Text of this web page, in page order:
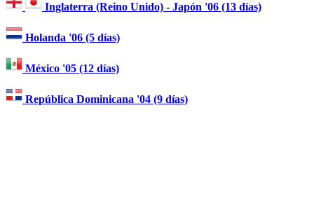
Inglaterra (Reino Unido) - Japón '06 (13 días)
Holanda '06 (5 días)
México '05 (12 días)
República Dominicana '04 (9 días)